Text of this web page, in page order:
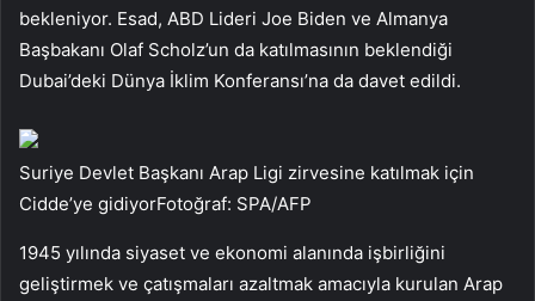
bekleniyor. Esad, ABD Lideri Joe Biden ve Almanya
Başbakanı Olaf Scholz’un da katılmasının beklendiği
Dubai’deki Dünya İklim Konferansı’na da davet edildi.
Suriye Devlet Başkanı Arap Ligi zirvesine katılmak için
Cidde’ye gidiyorFotoğraf: SPA/AFP
1945 yılında siyaset ve ekonomi alanında işbirliğini
geliştirmek ve çatışmaları azaltmak amacıyla kurulan Arap